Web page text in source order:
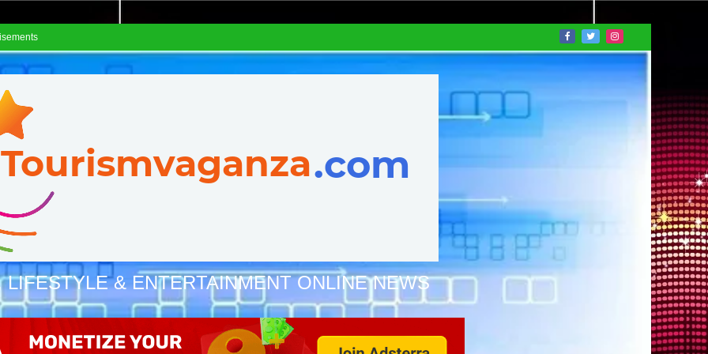
LIFESTYLE & ENTERTAINMENT ONLINE NEWS